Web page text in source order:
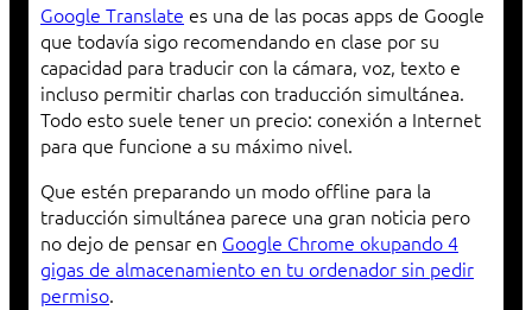
Google Translate es una de las pocas apps de Google
que todavía sigo recomendando en clase por su
capacidad para traducir con la cámara, voz, texto e
incluso permitir charlas con traducción simultánea.
Todo esto suele tener un precio: conexión a Internet
para que funcione a su máximo nivel.
Que estén preparando un modo offline para la
traducción simultánea parece una gran noticia pero
no dejo de pensar en Google Chrome okupando 4
gigas de almacenamiento en tu ordenador sin pedir
permiso.